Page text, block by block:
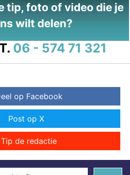
tip, foto of video die je
wilt delen?
T. 06 - 574 71 321
op Facebook
Post op X
Tip de redactie